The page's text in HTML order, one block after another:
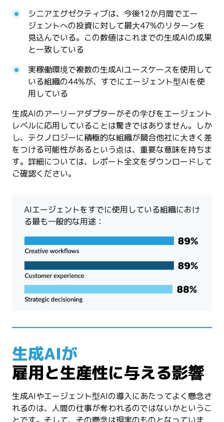
シニアエグゼクティブは、今後12か月間でエー
ジェントへの投資に対して最大47%のリターンを
見込んでいる。この数値はこれまでの生成AIの成果
と一致している
実稼働環境で複数の生成AIユースケースを使用して
いる組織の44%が、すでにエージェント型AIを使
用している
生成AIのアーリーアダプターがその学びをエージェント
レベルに応用していることは驚きではありません。しか
し、テクノロジーに積極的な組織が競合他社に大きく差
をつける可能性があるという点は、重要な意味を持ちま
す。詳細については、レポート全文をダウンロードして
ご確認ください。
AIエージェントをすでに使用している組織におけ
る最も一般的な用途：
生成AIが
雇用と生産性に与える影響
生成AIやエージェント型AIの導入にあたってよく懸念さ
れるのは、人間の仕事が奪われるのではないかというこ